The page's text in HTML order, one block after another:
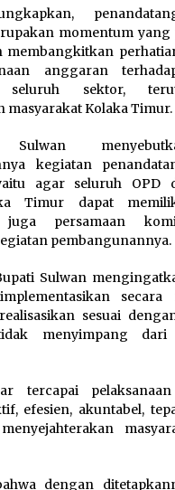
momentum
membangkitkan
anggaran
seluruh sektor,
masyarakat Kolaka Timur.
kegiatan
agar seluruh OPD
Timur dapat
persamaan
pembangunannya.
Sulwan
secara
sesuai
menyimpang
tercapai
efesien, akuntabel,
dengan